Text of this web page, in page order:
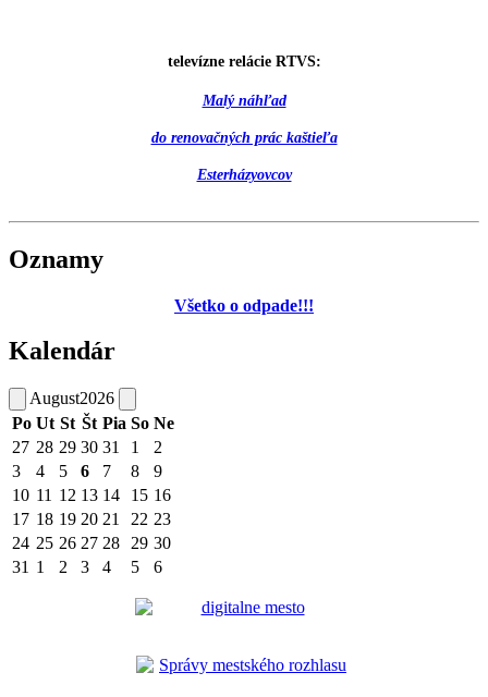
televízne relácie RTVS:
Malý náhľad
do renovačných prác kaštieľa
Esterházyovcov
Oznamy
Všetko o odpade!!!
Kalendár
August2026
Po Ut St Št Pia So Ne
27 28 29 30 31 1
2
3
4 5 6 7 8
9
10 11 12 13 14 15 16
17 18 19 20 21 22 23
24 25 26 27 28 29 30
31 1 2 3 4 5 6